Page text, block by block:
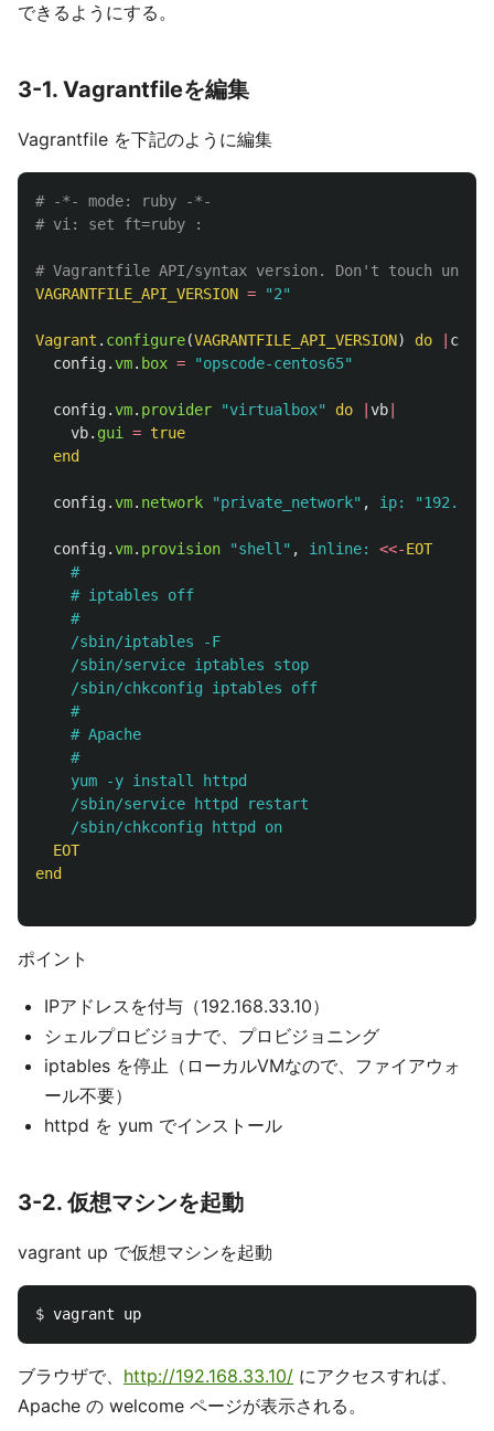
できるようにする。
3-1. Vagrantfileを編集
Vagrantfile を下記のように編集
# -*- mode: ruby -*-
# vi: set ft=ruby :
# Vagrantfile API/syntax version. Don't touch
VAGRANTFILE_API_VERSION = "2"
Vagrant . configure(VAGRANTFILE_API_VERSION) do
config.vm. box = "opscode-centos65"
config.vm. provider "virtualbox" do vb
vb. gui = true
end
config.vm. network "private_network" , ip:
config.vm. provision "shell" , inline: <<-EOT
    #
    # iptables off
    #
    /sbin/iptables -F
    /sbin/service iptables stop
    /sbin/chkconfig iptables off
    #
    # Apache
    #
    yum -y install httpd
    /sbin/service httpd restart
  EOT
end
ポイント
IPアドレスを付与（192.168.33.10）
シェルプロビジョナで、プロビジョニング
iptables を停止（ローカルVMなので、ファイアウォ
ール不要）
httpd を yum でインストール
3-2. 仮想マシンを起動
vagrant up で仮想マシンを起動
$
ブラウザで、 http://192.168.33.10/ にアクセスすれば、
Apache の welcome ページが表示される。